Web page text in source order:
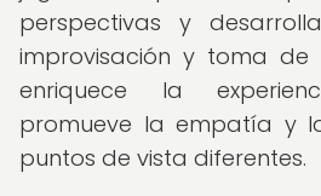
perspectivas y
improvisación y toma de
enriquece la
promueve la empatía y
puntos de vista diferentes.